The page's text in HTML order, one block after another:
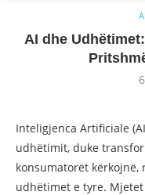
AI dhe
Inteligjenca Artificiale
udhëtimit, duke
konsumatorët
udhëtimet e tyre.